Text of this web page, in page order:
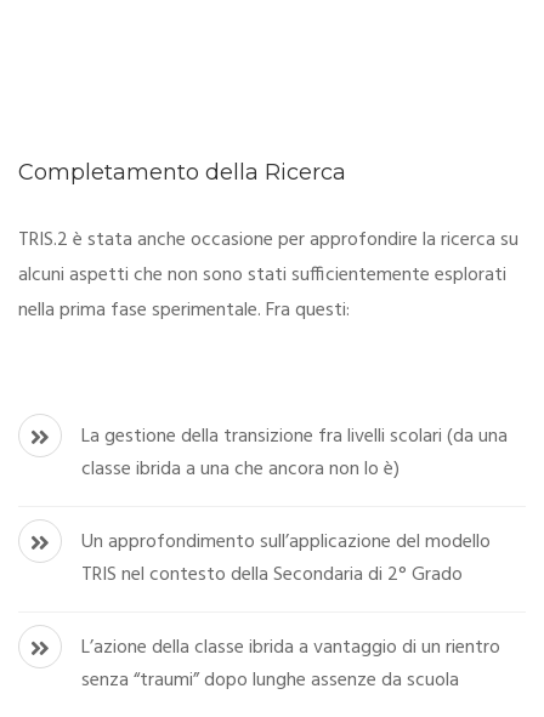
Completamento della Ricerca
TRIS.2 è stata anche occasione per approfondire la ricerca su
alcuni aspetti che non sono stati sufficientemente esplorati
nella prima fase sperimentale. Fra questi:
La gestione della transizione fra livelli scolari (da una
classe ibrida a una che ancora non lo è)
Un approfondimento sull’applicazione del modello
TRIS nel contesto della Secondaria di 2° Grado
L’azione della classe ibrida a vantaggio di un rientro
senza “traumi” dopo lunghe assenze da scuola